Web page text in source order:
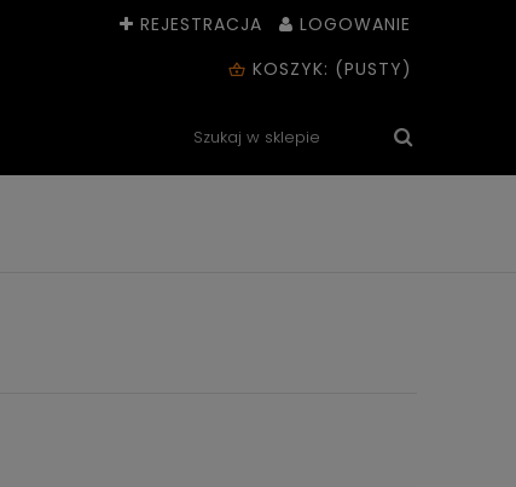
REJESTRACJA
LOGOWANIE
KOSZYK: (PUSTY)